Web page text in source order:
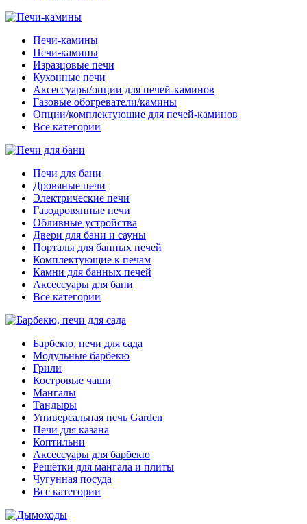
Печи-камины
Печи-камины
Изразцовые печи
Кухонные печи
Аксессуары/опции для печей-каминов
Газовые обогреватели/камины
Опции/комплектующие для печей-каминов
Все категории
Печи для бани
Дровяные печи
Электрические печи
Газодровянные печи
Обливные устройства
Двери для бани и сауны
Порталы для банных печей
Комплектующие к печам
Камни для банных печей
Аксессуары для бани
Все категории
Барбекю, печи для сада
Модульные барбекю
Грили
Костровые чаши
Мангалы
Тандыры
Универсальная печь Garden
Печи для казана
Коптильни
Аксессуары для барбекю
Решётки для мангала и плиты
Чугунная посуда
Все категории